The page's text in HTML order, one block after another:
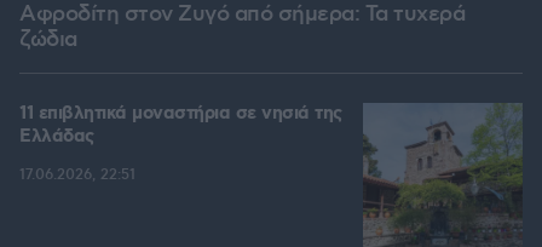
Αφροδίτη στον Ζυγό από σήμερα: Τα τυχερά
ζώδια
11 επιβλητικά μοναστήρια σε νησιά της
Ελλάδας
17.06.2026, 22:51